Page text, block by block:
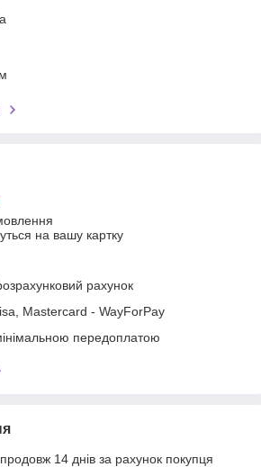
на вашу картку
рахунок
Mastercard - WayForPay
передоплатою
14 днів за рахунок покупця